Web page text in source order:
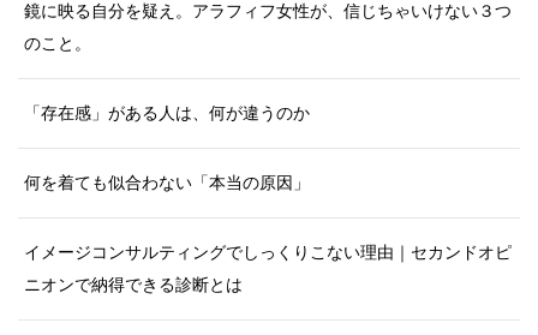
鏡に映る自分を疑え。アラフィフ女性が、信じちゃいけない３つ
のこと。
「存在感」がある人は、何が違うのか
何を着ても似合わない「本当の原因」
イメージコンサルティングでしっくりこない理由｜セカンドオピ
ニオンで納得できる診断とは